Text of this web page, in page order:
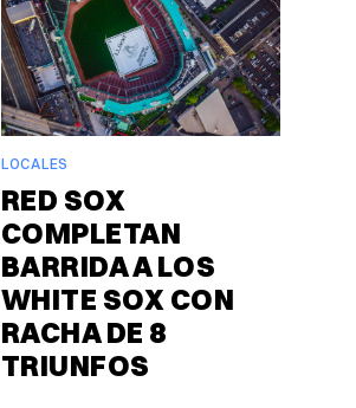
LOCALES
RED SOX
COMPLETAN
BARRIDA A LOS
WHITE SOX CON
RACHA DE 8
TRIUNFOS